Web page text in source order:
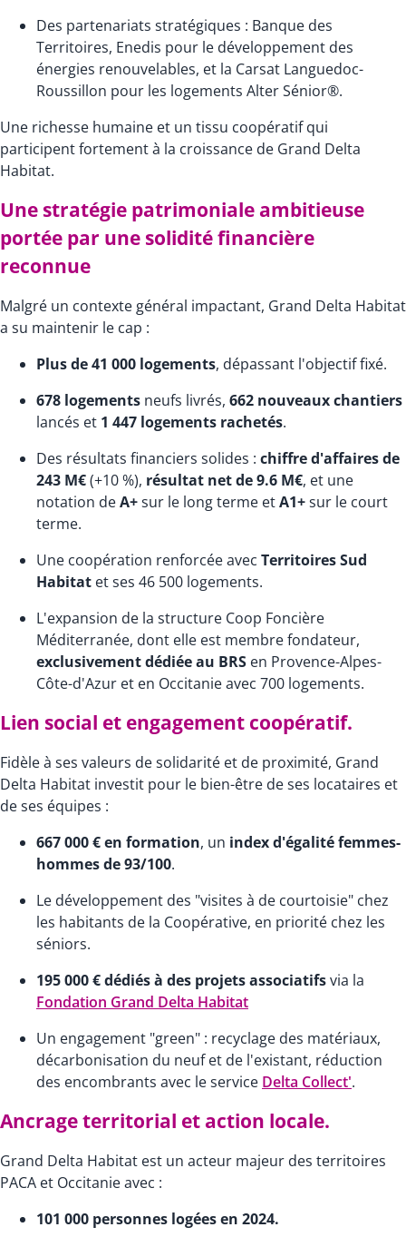
Des partenariats stratégiques : Banque des
Territoires, Enedis pour le développement des
énergies renouvelables, et la Carsat Languedoc-
Roussillon pour les logements Alter Sénior®.
Une richesse humaine et un tissu coopératif qui
participent fortement à la croissance de Grand Delta
Habitat.
Une stratégie patrimoniale ambitieuse
portée par une solidité financière
reconnue
Malgré un contexte général impactant, Grand Delta Habitat
a su maintenir le cap :
Plus de 41 000 logements, dépassant l'objectif fixé.
678 logements neufs livrés, 662 nouveaux chantiers
lancés et 1 447 logements rachetés.
Des résultats financiers solides : chiffre d'affaires de
243 M€(+10 %), résultat net de 9.6 M€, et une
notation deA+sur le long terme etA1+sur le court
terme.
Une coopération renforcée avec Territoires Sud
Habitat et ses 46 500 logements.
L'expansion de la structure Coop Foncière
Méditerranée, dont elle est membre fondateur,
exclusivement dédiée au BRS en Provence-Alpes-
Côte-d'Azur et en Occitanie avec 700 logements.
Lien social et engagement coopératif.
Fidèle à ses valeurs de solidarité et de proximité, Grand
Delta Habitat investit pour le bien-être de ses locataires et
de ses équipes :
667 000 € en formation, un index d'égalité femmes-
hommes de 93/100.
Le développement des "visites à de courtoisie" chez
les habitants de la Coopérative, en priorité chez les
séniors.
195 000 € dédiés à des projets associatifsvia la
Fondation Grand Delta Habitat
Un engagement "green" : recyclage des matériaux,
décarbonisation du neuf et de l'existant, réduction
des encombrants avec le service Delta Collect'.
Ancrage territorial et action locale.
Grand Delta Habitat est un acteur majeur des territoires
PACA et Occitanie avec :
101 000 personnes logées en 2024.